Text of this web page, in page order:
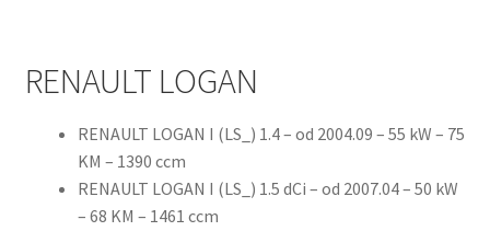
RENAULT LOGAN
RENAULT LOGAN I (LS_) 1.4 – od 2004.09 – 55 kW – 75
KM – 1390 ccm
RENAULT LOGAN I (LS_) 1.5 dCi – od 2007.04 – 50 kW
– 68 KM – 1461 ccm